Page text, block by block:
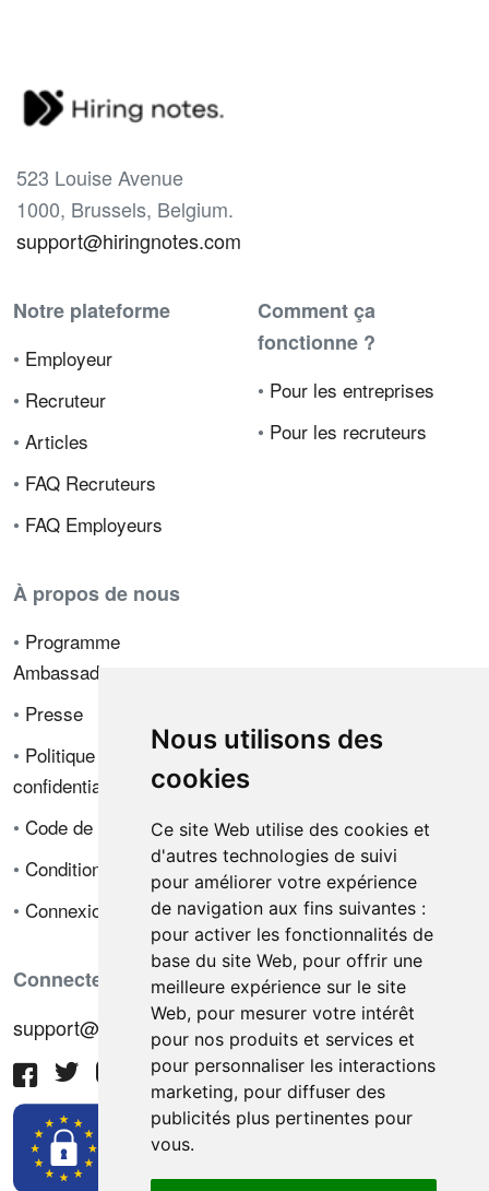
Nous utilisons des
cookies
Ce site Web utilise des cookies et
d'autres technologies de suivi
pour améliorer votre expérience
de navigation aux fins suivantes :
pour activer les fonctionnalités de
base du site Web, pour offrir une
meilleure expérience sur le site
Web, pour mesurer votre intérêt
pour nos produits et services et
pour personnaliser les interactions
marketing, pour diffuser des
publicités plus pertinentes pour
vous.
523 Louise Avenue
1000, Brussels, Belgium.
support@hiringnotes.com
Notre plateforme
• Employeur
• Recruteur
• Articles
• FAQ Recruteurs
• FAQ Employeurs
Comment ça
fonctionne ?
• Pour les entreprises
• Pour les recruteurs
À propos de nous
• Programme
Ambassadeur
• Presse
• Politique de
confidentialité
• Code de déontologie
• Conditions de vente
• Connexion
Connectez-vous avec nous
support@hiringnotes.com